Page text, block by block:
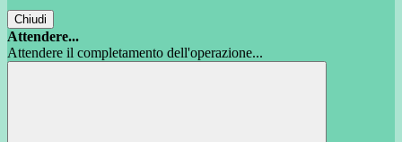
Chiudi
Attendere...
Attendere il completamento dell'operazione...